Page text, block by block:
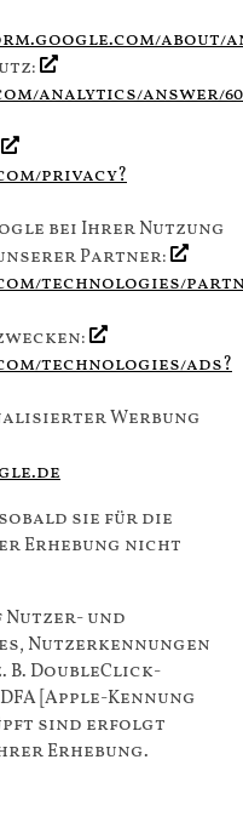
about/
analytics/answer/
privacy?
bei Ihrer Nutzung
Partner:
technologies/
technologies/ads?
Werbung
sie für die
Erhebung nicht
Nutzer- und
Nutzerkennungen
B. DoubleClick-
[Apple-Kennung
sind erfolgt
Erhebung.